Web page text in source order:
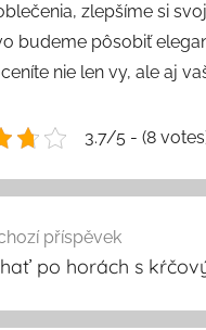
zlepšíme si
budeme pôsobiť
nie len vy, ale aj
3.7/5 - (8
příspěvek
po horách s